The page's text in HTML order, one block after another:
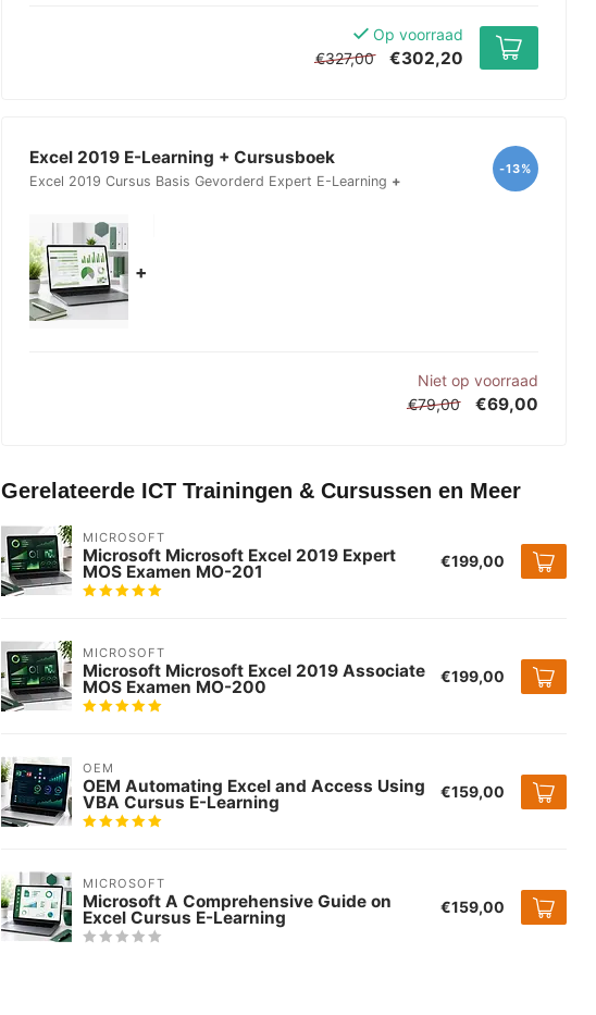
Op voorraad
€327,00
€302,20
Excel 2019 E-Learning + Cursusboek
Excel 2019 Cursus Basis Gevorderd Expert E-Learning +
-13%
+
Niet op voorraad
€79,00
€69,00
Gerelateerde ICT Trainingen & Cursussen en Meer
MICROSOFT
Microsoft Microsoft Excel 2019 Expert
MOS Examen MO-201 €199,00
MICROSOFT
Microsoft Microsoft Excel 2019 Associate
MOS Examen MO-200 €199,00
OEM
OEM Automating Excel and Access Using
VBA Cursus E-Learning €159,00
MICROSOFT
Microsoft A Comprehensive Guide on
Excel Cursus E-Learning €159,00